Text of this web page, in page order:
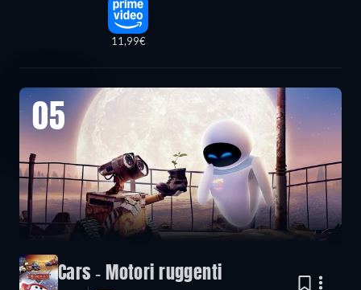
11,99€
05
Cars - Motori ruggenti